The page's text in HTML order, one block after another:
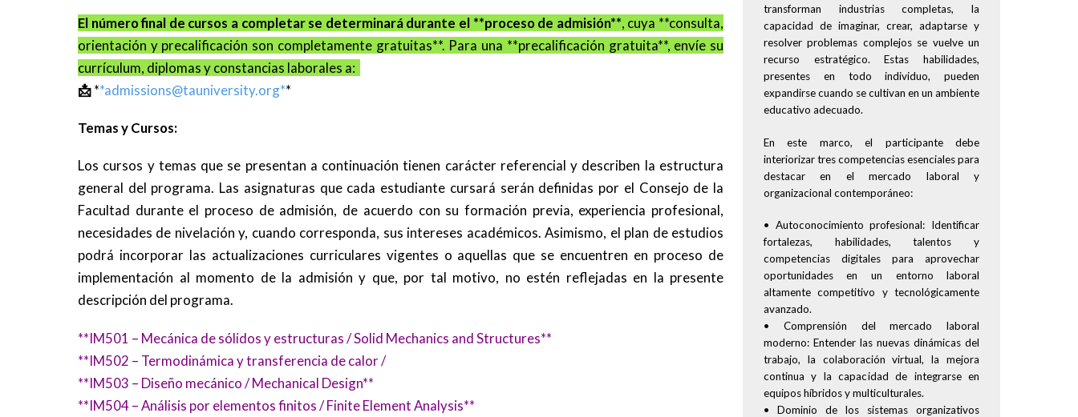
El número final de cursos a completar se determinará durante el **proceso de admisión**, cuya **consulta,
orientación y precalificación son completamente gratuitas**. Para una **precalificación gratuita**, envíe su
currículum, diplomas y constancias laborales a:
📩**admissions@tauniversity.org**
Temas y Cursos:
Los cursos y temas que se presentan a continuación tienen carácter referencial y describen la estructura
general del programa. Las asignaturas que cada estudiante cursará serán definidas por el Consejo de la
Facultad durante el proceso de admisión, de acuerdo con su formación previa, experiencia profesional,
necesidades de nivelación y, cuando corresponda, sus intereses académicos. Asimismo, el plan de estudios
podrá incorporar las actualizaciones curriculares vigentes o aquellas que se encuentren en proceso de
implementación al momento de la admisión y que, por tal motivo, no estén reflejadas en la presente
descripción del programa.
**IM501 – Mecánica de sólidos y estructuras / Solid Mechanics and Structures**
**IM502 – Termodinámica y transferencia de calor /
**IM503 – Diseño mecánico / Mechanical Design**
**IM504 – Análisis por elementos finitos / Finite Element Analysis**
transforman industrias completas, la
capacidad de imaginar, crear, adaptarse y
resolver problemas complejos se vuelve un
recurso estratégico. Estas habilidades,
presentes en todo individuo, pueden
expandirse cuando se cultivan en un ambiente
educativo adecuado.
En este marco, el participante debe
interiorizar tres competencias esenciales para
destacar en el mercado laboral y
organizacional contemporáneo:
• Autoconocimiento profesional: Identificar
fortalezas, habilidades, talentos y
competencias digitales para aprovechar
oportunidades en un entorno laboral
altamente competitivo y tecnológicamente
avanzado.
• Comprensión del mercado laboral
moderno: Entender las nuevas dinámicas del
trabajo, la colaboración virtual, la mejora
continua y la capacidad de integrarse en
equipos híbridos y multiculturales.
• Dominio de los sistemas organizativos